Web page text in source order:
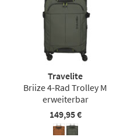
Travelite
Briize 4-Rad Trolley M
erweiterbar
149,95 €